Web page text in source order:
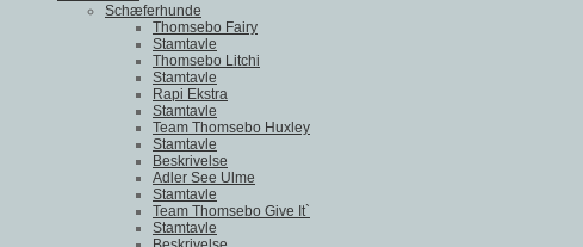
Schæferhunde
Thomsebo Fairy
Stamtavle
Thomsebo Litchi
Stamtavle
Rapi Ekstra
Stamtavle
Team Thomsebo Huxley
Stamtavle
Beskrivelse
Adler See Ulme
Stamtavle
Team Thomsebo Give It`
Stamtavle